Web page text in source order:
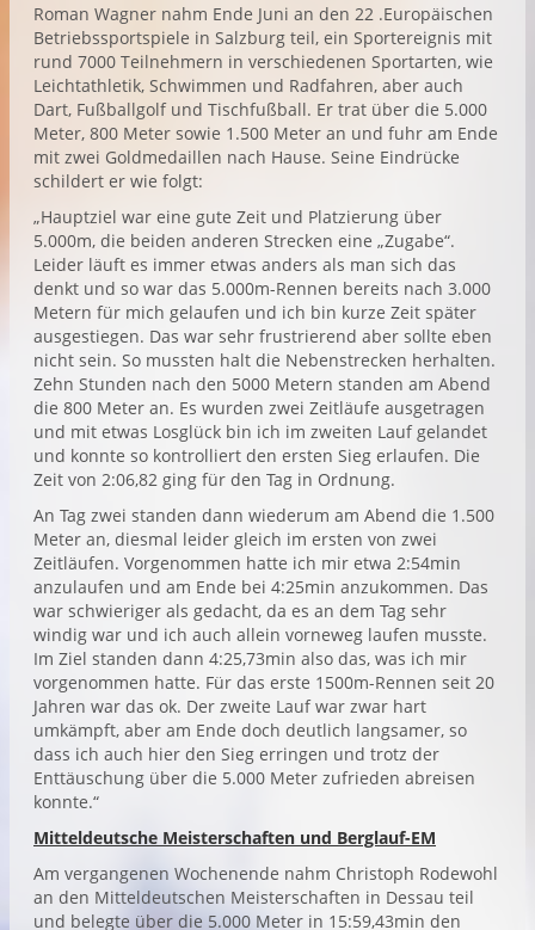
Roman Wagner nahm Ende Juni an den 22 .Europäischen
Betriebssportspiele in Salzburg teil, ein Sportereignis mit
rund 7000 Teilnehmern in verschiedenen Sportarten, wie
Leichtathletik, Schwimmen und Radfahren, aber auch
Dart, Fußballgolf und Tischfußball. Er trat über die 5.000
Meter, 800 Meter sowie 1.500 Meter an und fuhr am Ende
mit zwei Goldmedaillen nach Hause. Seine Eindrücke
schildert er wie folgt:
„Hauptziel war eine gute Zeit und Platzierung über
5.000m, die beiden anderen Strecken eine „Zugabe“.
Leider läuft es immer etwas anders als man sich das
denkt und so war das 5.000m-Rennen bereits nach 3.000
Metern für mich gelaufen und ich bin kurze Zeit später
ausgestiegen. Das war sehr frustrierend aber sollte eben
nicht sein. So mussten halt die Nebenstrecken herhalten.
Zehn Stunden nach den 5000 Metern standen am Abend
die 800 Meter an. Es wurden zwei Zeitläufe ausgetragen
und mit etwas Losglück bin ich im zweiten Lauf gelandet
und konnte so kontrolliert den ersten Sieg erlaufen. Die
Zeit von 2:06,82 ging für den Tag in Ordnung.
An Tag zwei standen dann wiederum am Abend die 1.500
Meter an, diesmal leider gleich im ersten von zwei
Zeitläufen. Vorgenommen hatte ich mir etwa 2:54min
anzulaufen und am Ende bei 4:25min anzukommen. Das
war schwieriger als gedacht, da es an dem Tag sehr
windig war und ich auch allein vorneweg laufen musste.
Im Ziel standen dann 4:25,73min also das, was ich mir
vorgenommen hatte. Für das erste 1500m-Rennen seit 20
Jahren war das ok. Der zweite Lauf war zwar hart
umkämpft, aber am Ende doch deutlich langsamer, so
dass ich auch hier den Sieg erringen und trotz der
Enttäuschung über die 5.000 Meter zufrieden abreisen
konnte.“
Mitteldeutsche Meisterschaften und Berglauf-EM
Am vergangenen Wochenende nahm Christoph Rodewohl
an den Mitteldeutschen Meisterschaften in Dessau teil
und belegte über die 5.000 Meter in 15:59,43min den